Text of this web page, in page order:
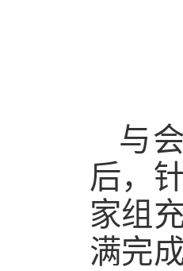
与
后，
家组
满完